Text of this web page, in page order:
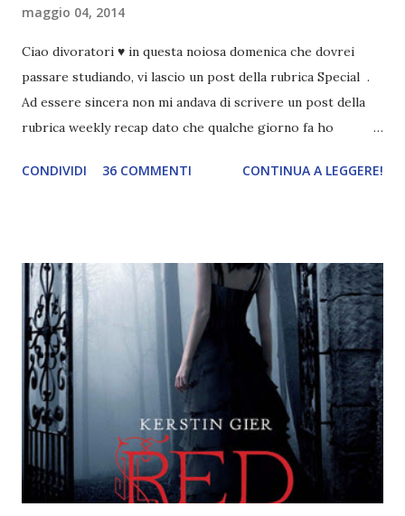
maggio 04, 2014
Ciao divoratori ♥ in questa noiosa domenica che dovrei
passare studiando, vi lascio un post della rubrica Special .
Ad essere sincera non mi andava di scrivere un post della
rubrica weekly recap dato che qualche giorno fa ho
troppo creare un nuovo banner xD Nella puntata di oggi vi
di dire in un libro? Ad esempio, i capelli arruffati . TUTTI I
RAGAZZI nei libri hanno i capelli arruffati. Vabbè, c'è crisi, il
pettine costa. Dovrei regalarglielo io uno. O magari del gel.
Fatto sta che nella realtà i ragazzi con i capelli così
sembrano degli scappati di casa. Ah, poi ci sono le ciocche
ribelli. Che monelli, che trasgry. Oppure tutti i personaggi
dei libri sono dei grandi lettori, fatto sta che io non ho mai
trovato una scena in ...
CONDIVIDI 36 COMMENTI CONTINUA A LEGGERE!